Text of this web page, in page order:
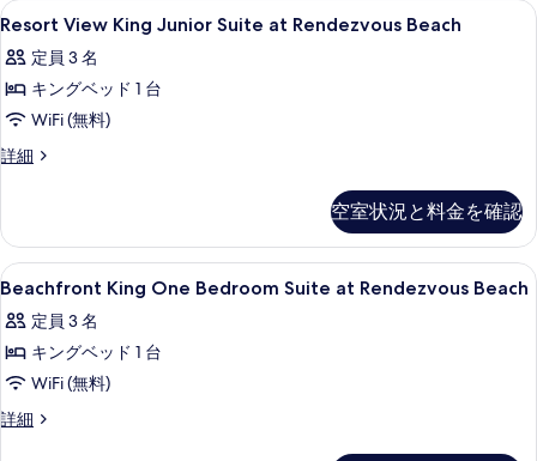
写
真
を
表
す
細
Resort
View
King
Junior
Suite
at
の
す
べ
て
の
写
真
高級寝具、ミニバー、セーフティボ
4
Resort View King Junior Suite at Rendezvous Beach
定員 3 名
キングベッド 1 台
WiFi (無料)
詳細
Resort
Suite
at
Rendezvous
の
詳
空室状況と料金を確認
Beachfront
King
One
Bedroom
Suite
at
高級寝具、ミニバー、セーフティボ
7
Beachfront King One Bedroom Suite at Rendezvous Beach
定員 3 名
キングベッド 1 台
WiFi (無料)
詳細
Beachfront